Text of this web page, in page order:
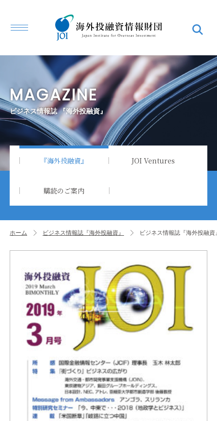
MAGAZINE
ビジネス情報誌 『海外投融資』
『海外投融資』 JOI Ventures
購読のご案内
ホーム ビジネス情報誌『海外投融資』 ビジネス情報誌『海外投融